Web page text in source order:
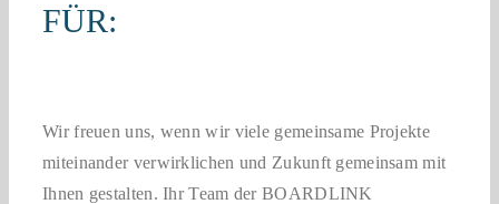
FÜR:
Wir freuen uns, wenn wir viele gemeinsame Projekte
miteinander verwirklichen und Zukunft gemeinsam mit
Ihnen gestalten. Ihr Team der BOARDLINK